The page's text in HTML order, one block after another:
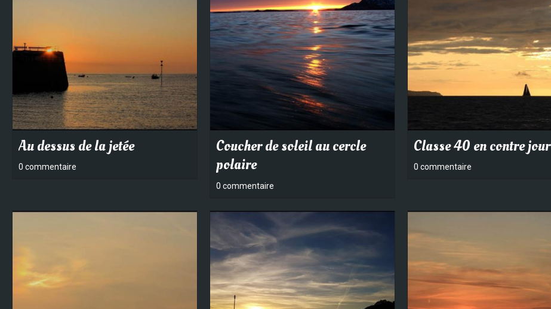
Au dessus de la jetée
0 commentaire
Coucher de soleil au cercle
polaire
0 commentaire
Classe 40 en contre jour
0 commentaire